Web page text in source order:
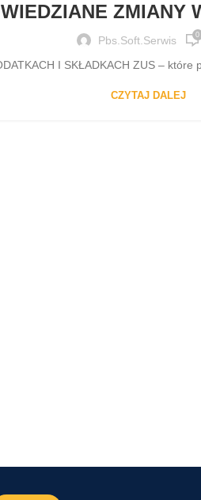
ZMIANY
Pbs.soft.serwis 0
I SKŁADKACH ZUS –
CZYTAJ DALEJ